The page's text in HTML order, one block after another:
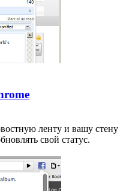
ленту и вашу стену
свой статус.